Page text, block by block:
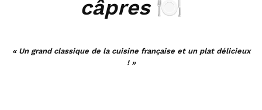
câpres🍽
« Un grand classique de la cuisine française et un plat délicieux
! »